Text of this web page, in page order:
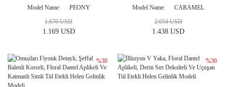
Arkası Bağcıklı, V Beden Formu
Model Name PEONY
1.169 USD
1.670 USD
Model Name
CARAMEL
1.438 USD
2.054 USD
%30 %30